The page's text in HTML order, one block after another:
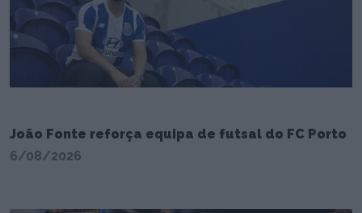
João Fonte reforça equipa de futsal do FC Porto
6/08/2026